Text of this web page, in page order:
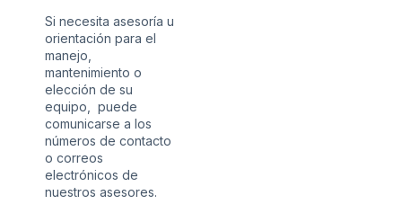
Si necesita asesoría u
orientación para el
manejo,
mantenimiento o
elección de su
equipo, puede
comunicarse a los
números de contacto
o correos
electrónicos de
nuestros asesores.